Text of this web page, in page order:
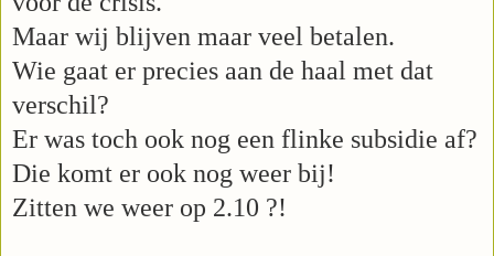
Maar wij blijven maar veel betalen.
Wie gaat er precies aan de haal met dat
verschil?
Er was toch ook nog een flinke subsidie af?
Die komt er ook nog weer bij!
Zitten we weer op 2.10 ?!